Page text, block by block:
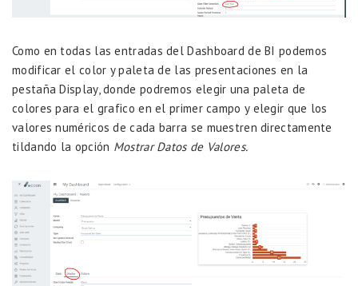
Como en todas las entradas del Dashboard de BI podemos
modificar el color y paleta de las presentaciones en la
pestaña Display, donde podremos elegir una paleta de
colores para el grafico en el primer campo y elegir que los
valores numéricos de cada barra se muestren directamente
tildando la opción Mostrar Datos de Valores.